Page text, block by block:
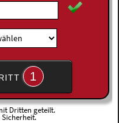
1
Dritten geteilt.